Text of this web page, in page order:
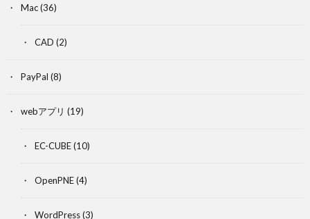
Mac(36)
CAD (2)
PayPal (8)
webアプリ (19)
EC-CUBE(10)
OpenPNE(4)
WordPress(3)